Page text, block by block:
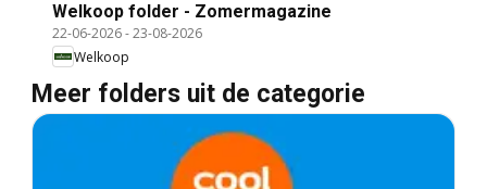
Welkoop folder - Zomermagazine
22-06-2026-23-08-2026
Welkoop
Meer folders uit de categorie